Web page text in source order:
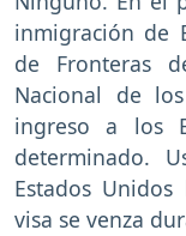
inmigración de
de Fronteras
Nacional de
ingreso a los
determinado.
Estados
visa se venza